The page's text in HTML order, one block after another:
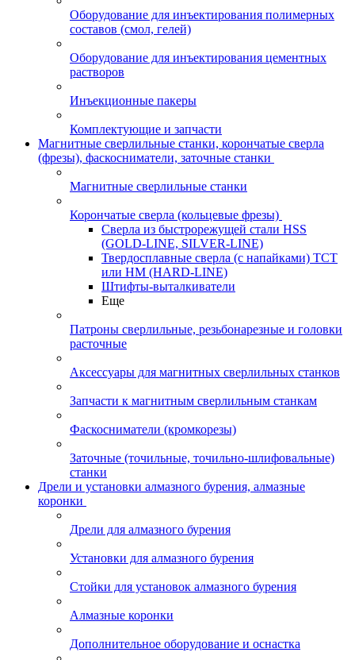
Оборудование для инъектирования полимерных
составов (смол, гелей)
Оборудование для инъектирования цементных
растворов
Инъекционные пакеры
Комплектующие и запчасти
Магнитные сверлильные станки, корончатые сверла
(фрезы), фаскосниматели, заточные станки
Магнитные сверлильные станки
Корончатые сверла (кольцевые фрезы)
Сверла из быстрорежущей стали HSS
(GOLD-LINE, SILVER-LINE)
Твердосплавные сверла (с напайками) ТСТ
или HM (HARD-LINE)
Штифты-выталкиватели
Еще
Патроны сверлильные, резьбонарезные и головки
расточные
Аксессуары для магнитных сверлильных станков
Запчасти к магнитным сверлильным станкам
Фаскосниматели (кромкорезы)
Заточные (точильные, точильно-шлифовальные)
станки
Дрели и установки алмазного бурения, алмазные
коронки
Дрели для алмазного бурения
Установки для алмазного бурения
Стойки для установок алмазного бурения
Алмазные коронки
Дополнительное оборудование и оснастка